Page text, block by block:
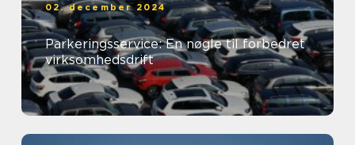
02. december 2024
Parkeringsservice: En nøgle til forbedret
virksomhedsdrift